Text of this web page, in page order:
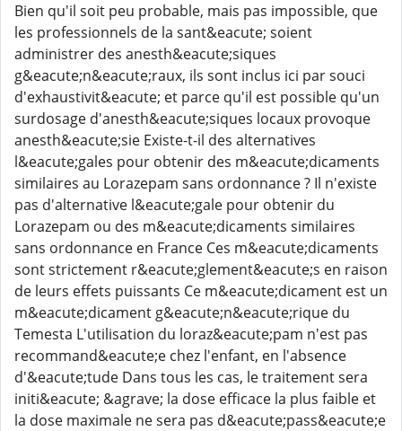
Bien qu'il soit peu probable, mais pas impossible, que
les professionnels de la sant&eacute; soient
administrer des anesth&eacute;siques
g&eacute;n&eacute;raux, ils sont inclus ici par souci
d'exhaustivit&eacute; et parce qu'il est possible qu'un
surdosage d'anesth&eacute;siques locaux provoque
anesth&eacute;sie Existe-t-il des alternatives
l&eacute;gales pour obtenir des m&eacute;dicaments
similaires au Lorazepam sans ordonnance ? Il n'existe
pas d'alternative l&eacute;gale pour obtenir du
Lorazepam ou des m&eacute;dicaments similaires
sans ordonnance en France Ces m&eacute;dicaments
sont strictement r&eacute;glement&eacute;s en raison
de leurs effets puissants Ce m&eacute;dicament est un
m&eacute;dicament g&eacute;n&eacute;rique du
Temesta L'utilisation du loraz&eacute;pam n'est pas
recommand&eacute;e chez l'enfant, en l'absence
d'&eacute;tude Dans tous les cas, le traitement sera
initi&eacute; &agrave; la dose efficace la plus faible et
la dose maximale ne sera pas d&eacute;pass&eacute;e